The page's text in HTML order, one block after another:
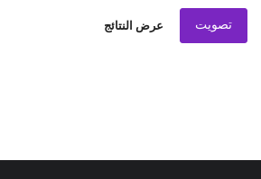
تصويت عرض النتائج